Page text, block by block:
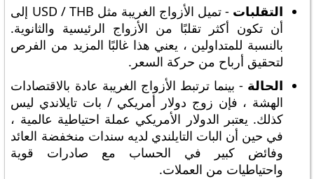
التقلبات
- تميل الأزواج الغريبة مثل USD / THB إلى
أن تكون أكثر تقلبًا من الأزواج الرئيسية والثانوية.
بالنسبة للمتداولين ، يعني هذا غالبًا المزيد من الفرص
لتحقيق أرباح من حركة السعر.
الحالة - بينما ترتبط الأزواج الغريبة عادة بالاقتصادات
الهشة ، فإن زوج دولار أمريكي / بات تايلاندي ليس
كذلك. يعتبر الدولار الأمريكي عملة احتياطية عالمية ،
في حين أن البات التايلندي لديه سندات منخفضة العائد
وفائض كبير في الحساب مع صادرات قوية
واحتياطيات من العملات.